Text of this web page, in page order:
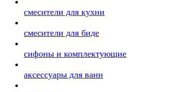
смесители для кухни
смесители для биде
сифоны и комплектующие
аксессуары для ванн